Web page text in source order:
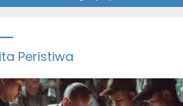
Peristiwa